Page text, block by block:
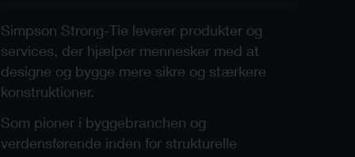
Simpson Strong-Tie leverer produkter og
services, der hjælper mennesker med at
designe og bygge mere sikre og stærkere
konstruktioner.
Som pioner i byggebranchen og
verdensførende inden for strukturelle